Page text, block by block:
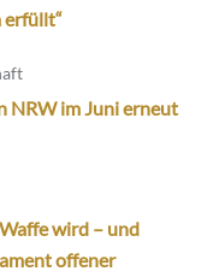
erfüllt“
im Juni erneut
wird – und
offener